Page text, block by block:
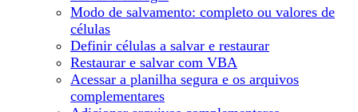
Modo de salvamento: completo ou valores de
células
Definir células a salvar e restaurar
Restaurar e salvar com VBA
Acessar a planilha segura e os arquivos
complementares